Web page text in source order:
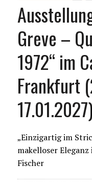
Greve –
1972“ im
Frankfurt
17.01.2027)
„Einzigartig im
makelloser
Fischer